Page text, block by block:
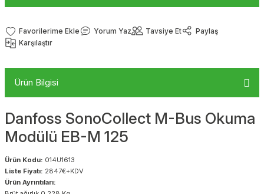
Yorum Yaz Tavsiye Et
Paylaş
Karşılaştır
Ürün Bilgisi
Danfoss SonoCollect M-Bus Okuma
Modülü EB-M 125
Ürün Kodu: 014U1613
Liste Fiyatı: 2847€+KDV
Ürün Ayrıntıları: